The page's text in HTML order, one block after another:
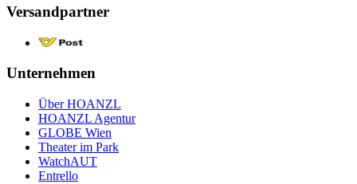
Versandpartner
Unternehmen
Über HOANZL
HOANZL Agentur
GLOBE Wien
Theater im Park
WatchAUT
Entrello